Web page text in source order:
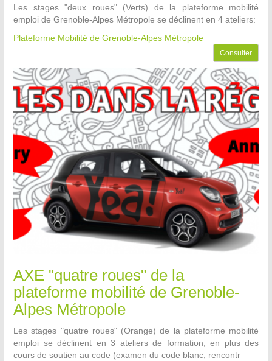
Les stages "deux roues" (Verts) de la plateforme mobilité
emploi de Grenoble-Alpes Métropole se déclinent en 4 ateliers:
Plateforme Mobilité de Grenoble-Alpes Métropole
Consulter
AXE "quatre roues" de la
plateforme mobilité de Grenoble-
Alpes Métropole
Les stages "quatre roues" (Orange) de la plateforme mobilité
emploi se déclinent en 3 ateliers de formation, en plus des
cours de soutien au code (examen du code blanc, rencontr